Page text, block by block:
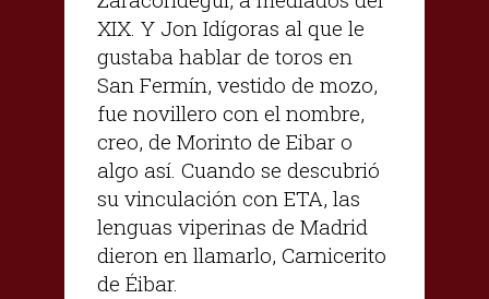
XIX. Y Jon Idígoras al que le
gustaba hablar de toros en
San Fermín, vestido de mozo,
fue novillero con el nombre,
creo, de Morinto de Eibar o
algo así. Cuando se descubrió
su vinculación con ETA, las
lenguas viperinas de Madrid
dieron en llamarlo, Carnicerito
de Éibar.